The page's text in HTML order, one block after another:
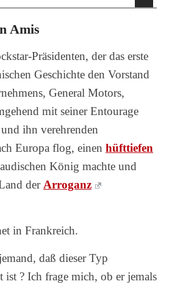
Amis
Präsidenten, der das erste
Geschichte den Vorstand
General Motors,
mit seiner Entourage
ihn verehrenden
Europa flog, einen hüfttiefen
König machte und
derArroganz
in Frankreich.
daß dieser Typ
? Ich frage mich, ob er jemals